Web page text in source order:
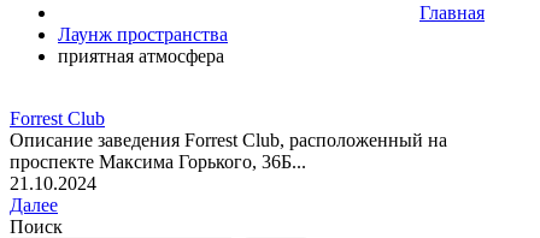
Главная
Лаунж пространства
приятная атмосфера
Forrest Club
Описание заведения Forrest Club, расположенный на
проспекте Максима Горького, 36Б...
21.10.2024
Далее
Поиск